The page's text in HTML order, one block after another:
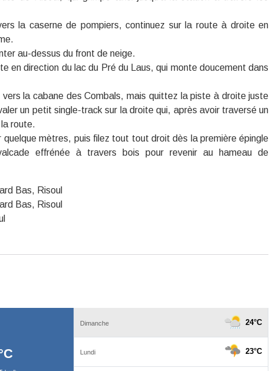
la caserne de pompiers, continuez sur la route à droite en
au-dessus du front de neige.
en direction du lac du Pré du Laus, qui monte doucement dans
vers la cabane des Combals, mais quittez la piste à droite juste
un petit single-track sur la droite qui, après avoir traversé un
route.
quelque mètres, puis filez tout tout droit dès la première épingle
effrénée à travers bois pour revenir au hameau de
Bas, Risoul
Bas, Risoul